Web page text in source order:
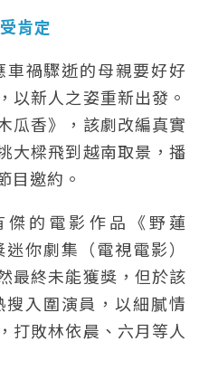
肯定
禍驟逝的母親要好好
以新人之姿重新出發。
瓜香》，該劇改編真實
大樑飛到越南取景，播
目邀約。
的電影作品《野蓮
你劇集（電視電影）
最終未能獲獎，但於該
入圍演員，以細膩情
打敗林依晨、六月等人